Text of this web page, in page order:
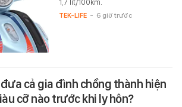
1,7 lít/100km.
TEK-LIFE - 6 giờ trước
cả gia đình chồng thành hiện
cỡ nào trước khi ly hôn?